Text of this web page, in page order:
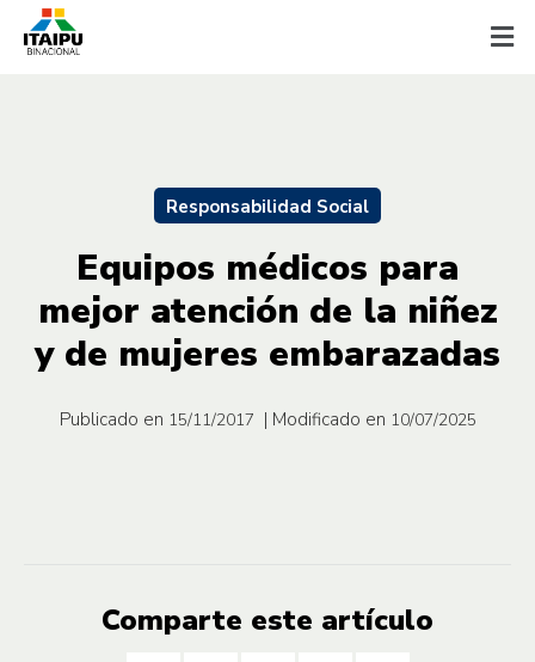
Responsabilidad Social
Equipos médicos para
mejor atención de la niñez
y de mujeres embarazadas
Publicado en 15/11/2017 | Modificado en 10/07/2025
Comparte este artículo